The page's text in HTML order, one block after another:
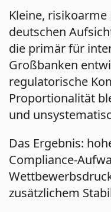
Kleine,
deutschen
die primär für
Großbanken
regulatorische
Proportionalität
und
Das Ergebnis:
Compliance-
zusätzlichem